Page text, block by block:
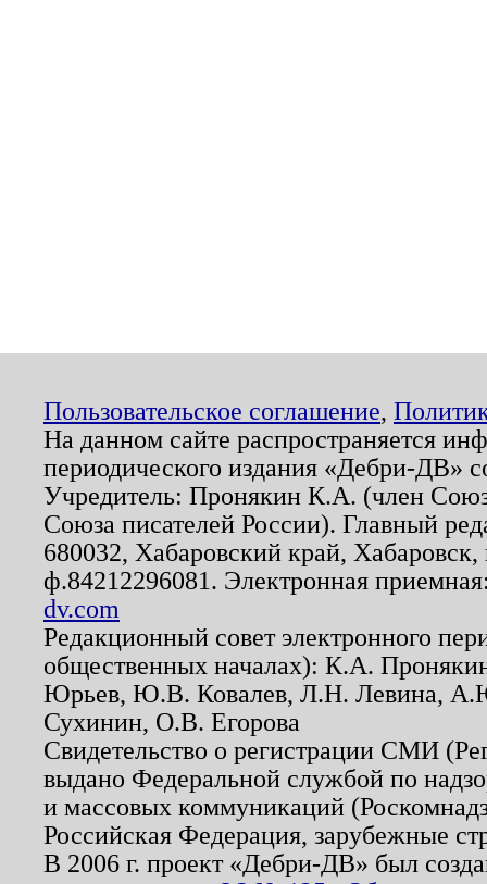
Пользовательское соглашение,
На данном сайте распространяется
периодического издания «Дебри-ДВ»
Учредитель: Пронякин К.А. (член
Союза писателей России). Главный
680032, Хабаровский край,
ф.84212296081. Электронная
dv.com
Редакционный совет электронного
общественных началах): К.А.
Юрьев, Ю.В. Ковалев, Л.Н. Левина,
Сухинин, О.В. Егорова
Свидетельство о регистрации СМИ
выдано Федеральной службой по
и массовых коммуникаций
Российская Федерация, зарубежные
В 2006 г. проект «Дебри-ДВ» был